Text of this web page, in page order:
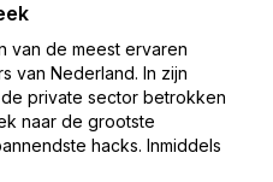
van de meest ervaren
van Nederland. In zijn
private sector betrokken
naar de grootste
hacks. Inmiddels